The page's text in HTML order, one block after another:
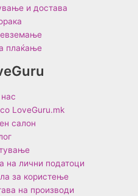
и достава
плаќање
LoveGuru.mk
салон
на лични податоци
за користење
на производи